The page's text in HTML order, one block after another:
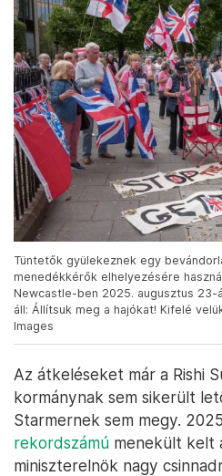
Tüntetők gyülekeznek egy
menedékkérők elhelyezésére
Newcastle-ben 2025. augusztus 23-
áll: Állítsuk meg a hajókat! Kifelé
Images
Az átkeléseket már a Rishi
kormánynak sem sikerült
Starmernek sem megy.
rekordszámú menekült kelt
miniszterelnök nagy